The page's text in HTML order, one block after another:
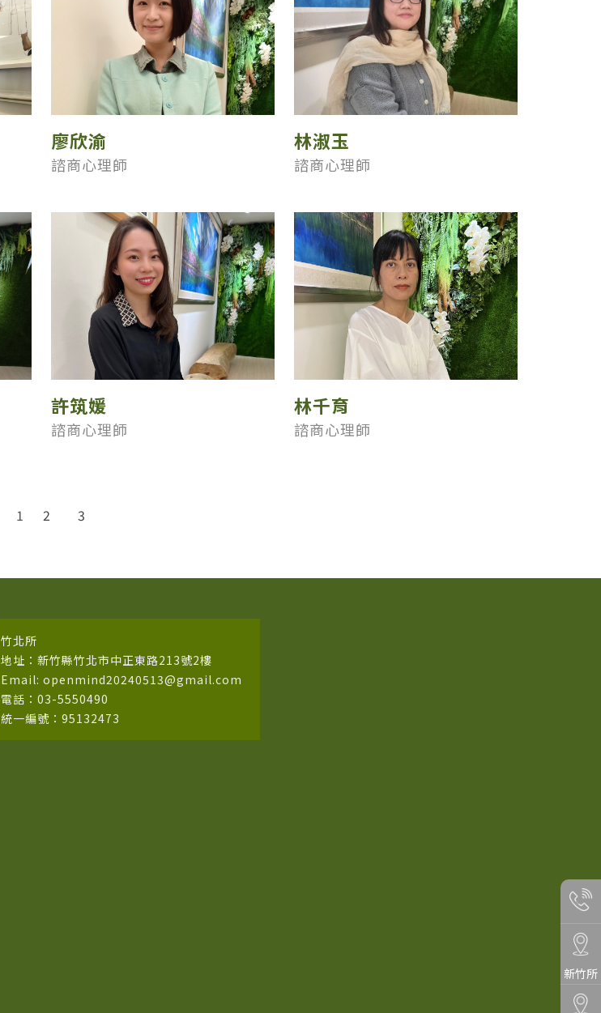
廖欣渝
諮商心理師
林淑玉
諮商心理師
許筑媛
諮商心理師
林千育
諮商心理師
1 2 3
竹北所
地址：新竹縣竹北市中正東路213號2樓
Email: openmind20240513@gmail.com
電話：03-5550490
統一編號：95132473
新竹所